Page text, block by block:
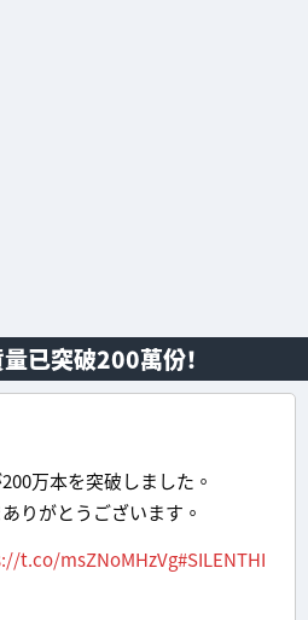
量已突破200萬份！
万本を突破しました。
りがとうございます。
t.co/msZNoMHzVg#SILENTHI